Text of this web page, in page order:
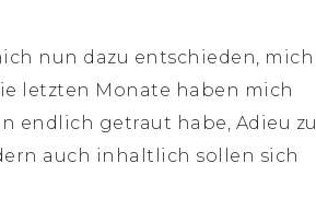
nun dazu entschieden, mich
letzten Monate haben mich
endlich getraut habe, Adieu zu
auch inhaltlich sollen sich